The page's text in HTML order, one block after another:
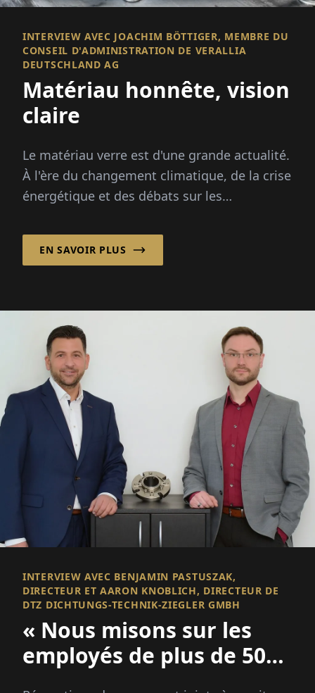
INTERVIEW AVEC JOACHIM BÖTTIGER, MEMBRE DU
CONSEIL D'ADMINISTRATION DE VERALLIA
DEUTSCHLAND AG
Matériau honnête, vision
claire
Le matériau verre est d'une grande actualité.
À l'ère du changement climatique, de la crise
énergétique et des débats sur les
projecteurs : infiniment recyclable...
EN SAVOIR PLUS
INTERVIEW AVEC BENJAMIN PASTUSZAK,
DIRECTEUR ET AARON KNOBLICH, DIRECTEUR DE
DTZ DICHTUNGS-TECHNIK-ZIEGLER GMBH
« Nous misons sur les
employés de plus de 50